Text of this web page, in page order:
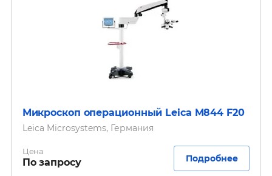
Микроскоп операционный Leica M844 F20
Leica Microsystems, Германия
Цена
По запросу Подробнее